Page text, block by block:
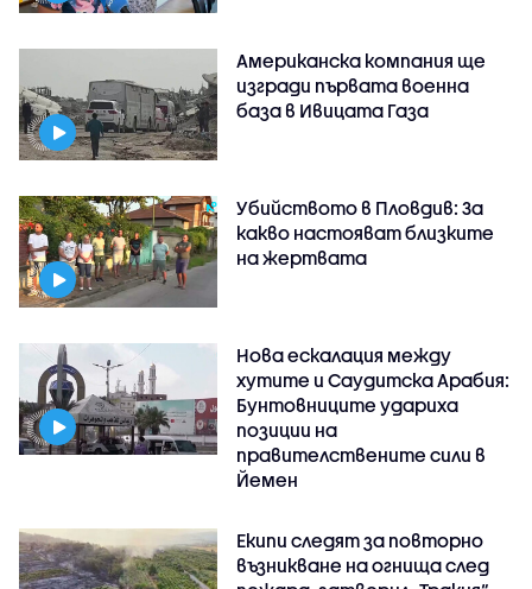
Американска компания ще
изгради първата военна
база в Ивицата Газа
Убийството в Пловдив: За
какво настояват близките
на жертвата
Нова ескалация между
хутите и Саудитска Арабия:
Бунтовниците удариха
позиции на
правителствените сили в
Йемен
Екипи следят за повторно
възникване на огнища след